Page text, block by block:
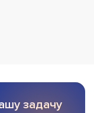
задачу